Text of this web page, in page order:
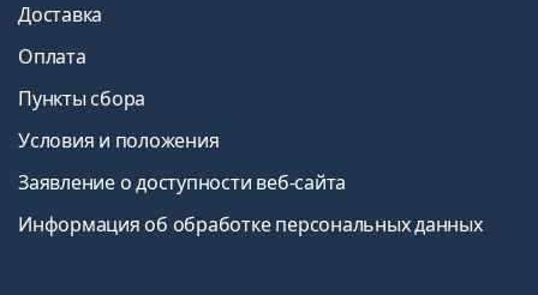
Доставка
Оплата
Пункты сбора
Условия и положения
Заявление о доступности веб-сайта
Информация об обработке персональных данных